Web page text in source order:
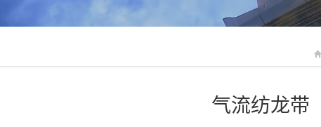
气流纺龙带